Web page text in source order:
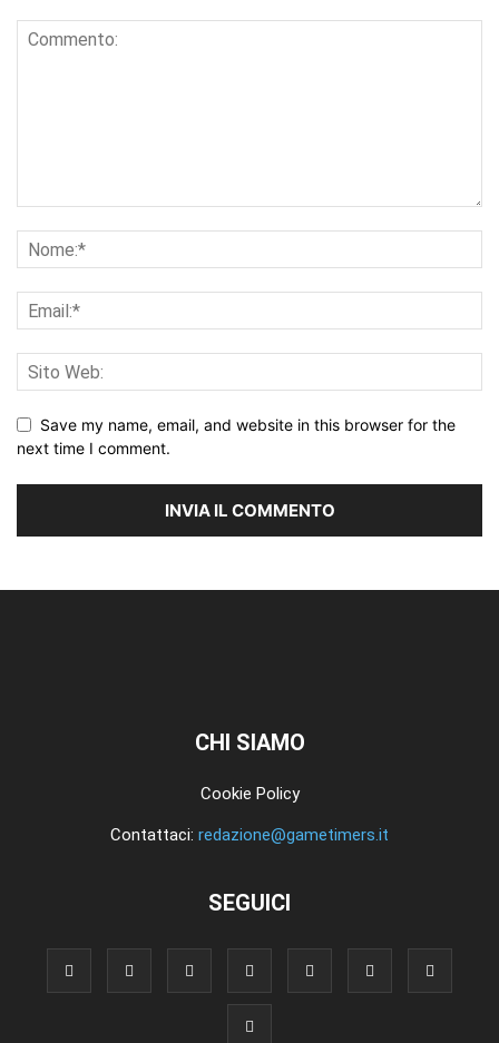
Save my name, email, and website in this browser for the
next time I comment.
CHI SIAMO
Cookie Policy
Contattaci: redazione@gametimers.it
SEGUICI